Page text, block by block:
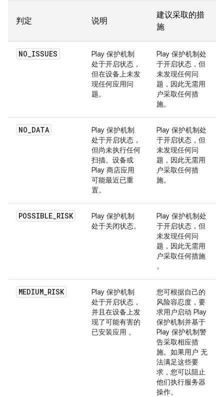
判定 说明
建议采取的措
施
NO_ISSUES
Play 保护机制
处于开启状态，
但在设备上未发
现任何应用问
题。
Play 保护机制处
于开启状态，但
未发现任何问
题，因此无需用
户采取任何措
施。
NO_DATA
Play 保护机制
处于开启状态，
但尚未执行任何
扫描。设备或
Play 商店应用
可能最近已重
置。
Play 保护机制处
于开启状态，但
未发现任何问
题，因此无需用
户采取任何措
施。
POSSIBLE_RISK
Play 保护机制
处于关闭状态。
Play 保护机制处
于开启状态，但
未发现任何问
题，因此无需用
户采取任何措施
。
MEDIUM_RISK
Play 保护机制
处于开启状态，
并且在设备上发
现了可能有害的
已安装应用 。
您可根据自己的
风险容忍度，要
求用户启动 Play
保护机制并基于
Play 保护机制警
告采取相应措
施。如果用户 无
法满足这些要
求，您可以阻止
他们执行服务器
操作。